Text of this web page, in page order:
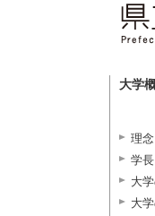
大学
理念
学
大
大